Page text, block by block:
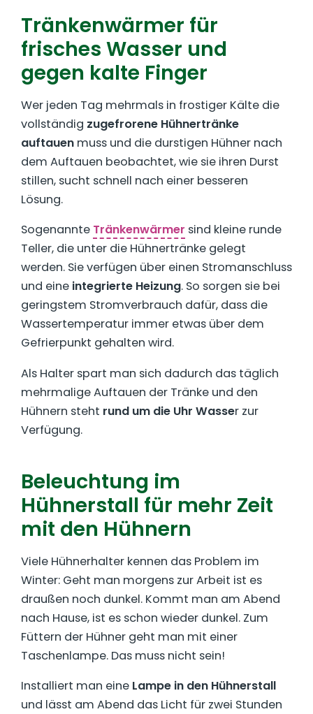
Tränkenwärmer für
frisches Wasser und
gegen kalte Finger
Wer jeden Tag mehrmals in frostiger Kälte die
vollständig zugefrorene Hühnertränke
auftauen muss und die durstigen Hühner nach
dem Auftauen beobachtet, wie sie ihren Durst
stillen, sucht schnell nach einer besseren
Lösung.
Sogenannte Tränkenwärmer sind kleine runde
Teller, die unter die Hühnertränke gelegt
werden. Sie verfügen über einen Stromanschluss
und eine integrierte Heizung. So sorgen sie bei
geringstem Stromverbrauch dafür, dass die
Wassertemperatur immer etwas über dem
Gefrierpunkt gehalten wird.
Als Halter spart man sich dadurch das täglich
mehrmalige Auftauen der Tränke und den
Hühnern steht rund um die Uhr Wasser zur
Verfügung.
Beleuchtung im
Hühnerstall für mehr Zeit
mit den Hühnern
Viele Hühnerhalter kennen das Problem im
Winter: Geht man morgens zur Arbeit ist es
draußen noch dunkel. Kommt man am Abend
nach Hause, ist es schon wieder dunkel. Zum
Füttern der Hühner geht man mit einer
Taschenlampe. Das muss nicht sein!
Installiert man eine Lampe in den Hühnerstall
und lässt am Abend das Licht für zwei Stunden